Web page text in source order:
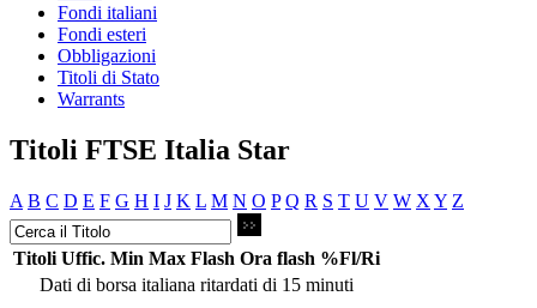
Fondi italiani
Fondi esteri
Obbligazioni
Titoli di Stato
Warrants
Titoli FTSE Italia Star
A B C D E F G H I J K L M N O P Q R S T U V W X Y Z
Titoli Uffic. Min Max Flash Ora flash %Fl/Ri
Dati di borsa italiana ritardati di 15 minuti